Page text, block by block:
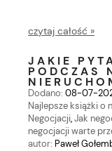
czytaj całość »
JAKIE
PODCZAS
Dodano: 08-07-
Najlepsze książki o
Negocjacji,Jak
negocjacji warte
autor: Paweł